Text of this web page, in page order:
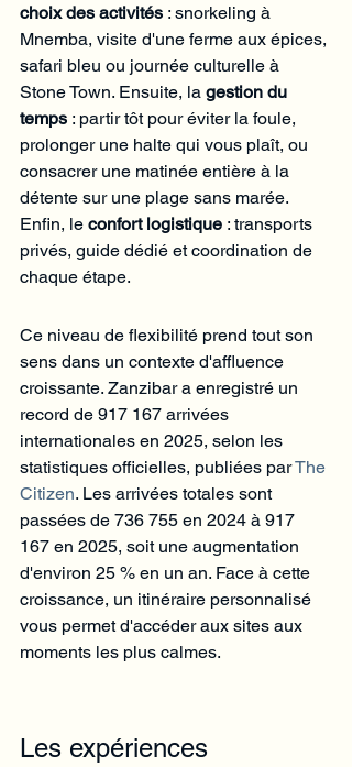
choix des activités : snorkeling à
Mnemba, visite d'une ferme aux épices,
safari bleu ou journée culturelle à
Stone Town. Ensuite, la gestion du
temps : partir tôt pour éviter la foule,
prolonger une halte qui vous plaît, ou
consacrer une matinée entière à la
détente sur une plage sans marée.
Enfin, le confort logistique : transports
privés, guide dédié et coordination de
chaque étape.
Ce niveau de flexibilité prend tout son
sens dans un contexte d'affluence
croissante. Zanzibar a enregistré un
record de 917 167 arrivées
internationales en 2025, selon les
statistiques officielles, publiées par The
Citizen. Les arrivées totales sont
passées de 736 755 en 2024 à 917
167 en 2025, soit une augmentation
d'environ 25 % en un an. Face à cette
croissance, un itinéraire personnalisé
vous permet d'accéder aux sites aux
moments les plus calmes.
Les expériences